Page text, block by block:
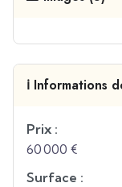
ℹ️ Informations
Prix :
60 000 €
Surface :